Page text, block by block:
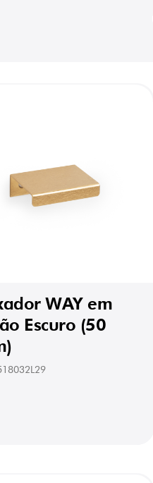
WAY em
Escuro (50